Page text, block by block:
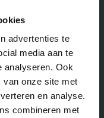
advertenties te
media aan te
analyseren. Ook
van onze site met
en analyse.
combineren met
op de hoogte